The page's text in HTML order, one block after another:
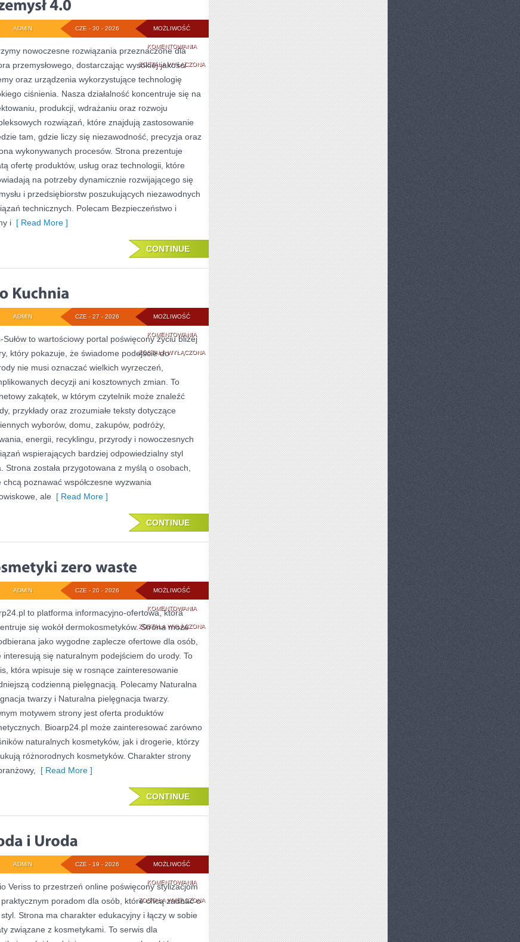
MOŻLIWOŚĆ
KOMENTOWANIAPRZEMYSŁ
4.0
ZOSTAŁA WYŁĄCZONA
CZE - 30 - 2026
ADMIN
nowoczesne rozwiązania przeznaczone dla
przemysłowego, dostarczając wysokiej jakości
oraz urządzenia wykorzystujące technologię
ciśnienia. Nasza działalność koncentruje się na
produkcji, wdrażaniu oraz rozwoju
rozwiązań, które znajdują zastosowanie
tam, gdzie liczy się niezawodność, precyzja oraz
wykonywanych procesów. Strona prezentuje
ofertę produktów, usług oraz technologii, które
na potrzeby dynamicznie rozwijającego się
i przedsiębiorstw poszukujących niezawodnych
technicznych. Polecam Bezpieczeństwo i
i [ Read More ]
CONTINUE
MOŻLIWOŚĆ
KOMENTOWANIAEKO
KUCHNIA
ZOSTAŁA WYŁĄCZONA
CZE - 27 - 2026
ADMIN
Sułów to wartościowy portal poświęcony życiu bliżej
który pokazuje, że świadome podejście do
nie musi oznaczać wielkich wyrzeczeń,
decyzji ani kosztownych zmian. To
zakątek, w którym czytelnik może znaleźć
przykłady oraz zrozumiałe teksty dotyczące
wyborów, domu, zakupów, podróży,
energii, recyklingu, przyrody i nowoczesnych
wspierających bardziej odpowiedzialny styl
Strona została przygotowana z myślą o osobach,
chcą poznawać współczesne wyzwania
ale [ Read More ]
CONTINUE
MOŻLIWOŚĆ
KOMENTOWANIAKOSMETYKI
ZERO
WASTE
ZOSTAŁA WYŁĄCZONA
CZE - 20 - 2026
ADMIN
to platforma informacyjno-ofertowa, która
się wokół dermokosmetyków. Strona może
jako wygodne zaplecze ofertowe dla osób,
interesują się naturalnym podejściem do urody. To
która wpisuje się w rosnące zainteresowanie
codzienną pielęgnacją. Polecamy Naturalna
twarzy i Naturalna pielęgnacja twarzy.
motywem strony jest oferta produktów
Bioarp24.pl może zainteresować zarówno
naturalnych kosmetyków, jak i drogerie, którzy
różnorodnych kosmetyków. Charakter strony
[ Read More ]
CONTINUE
MOŻLIWOŚĆ
KOMENTOWANIAMODA
I
URODA
ZOSTAŁA WYŁĄCZONA
CZE - 19 - 2026
ADMIN
Veriss to przestrzeń online poświęcony stylizacjom
poradom dla osób, które chcą zadbać o
Strona ma charakter edukacyjny i łączy w sobie
związane z kosmetykami. To serwis dla